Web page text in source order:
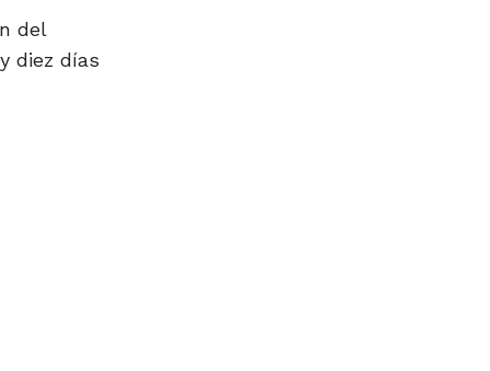
del
diez días